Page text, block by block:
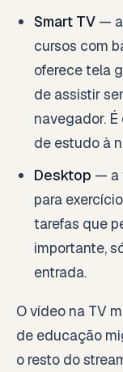
Smart TV —
cursos com
oferece tela
de assistir
navegador.
de estudo à
Desktop — a
para
tarefas que
importante,
entrada.
O vídeo na TV
de educação
o resto do